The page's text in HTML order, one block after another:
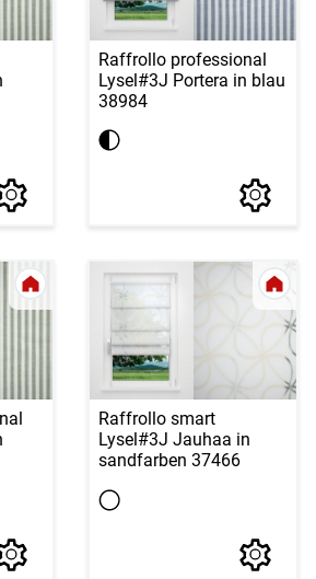
Raffrollo professional
Lysel#3J Portera in blau
38984
Raffrollo smart
Lysel #3J Jauhaa in
sandfarben 37466